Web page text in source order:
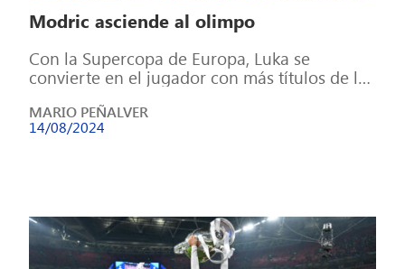
Modric asciende al olimpo
Con la Supercopa de Europa, Luka se
convierte en el jugador con más títulos de la
MARIO PEÑALVER
14/08/2024